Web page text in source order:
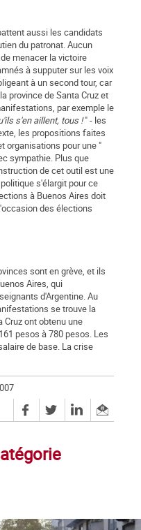
aussi les candidats
du patronat. Aucun
menacer la victoire
à supputer sur les voix
à un second tour, car
province de Santa Cruz et
par exemple le
s'en aillent, tous !" - les
les propositions faites
organisations pour une "
sympathie. Plus que
de cet outil est une
s'élargit pour ce
à Buenos Aires doit
des élections
sont en grève, et ils
Aires, qui
d'Argentine. Au
se trouve la
Cruz ont obtenu une
pesos à 780 pesos. Les
de base. La crise